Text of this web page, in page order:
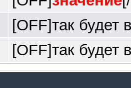
[OFF]так будет
[OFF]так будет